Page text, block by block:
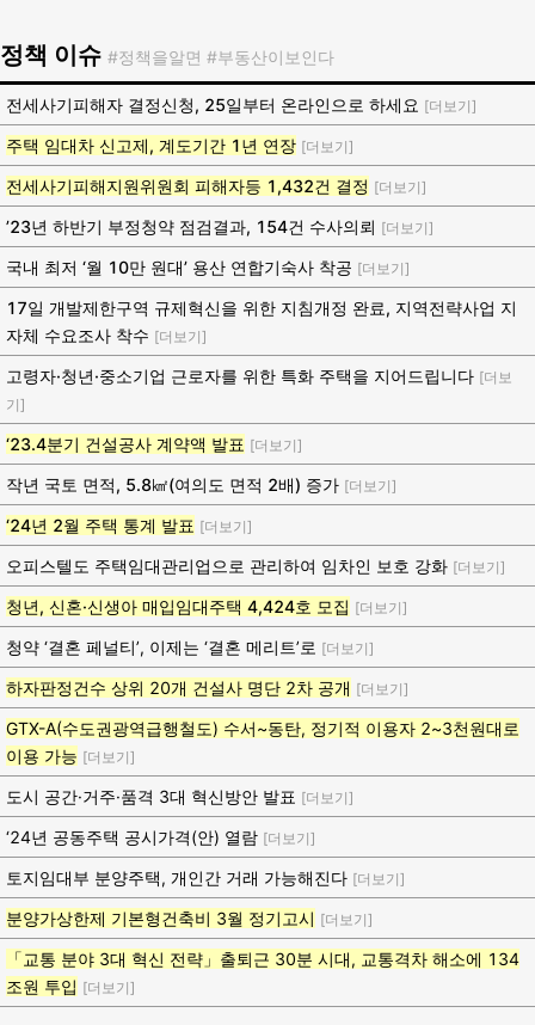
정책 이슈 #정책을알면 #부동산이보인다
전세사기피해자 결정신청, 25일부터 온라인으로 하세요 [더보기]
주택 임대차 신고제, 계도기간 1년 연장 [더보기]
전세사기피해지원위원회 피해자등 1,432건 결정 [더보기]
’23년 하반기 부정청약 점검결과, 154건 수사의뢰 [더보기]
국내 최저 ‘월 10만 원대’ 용산 연합기숙사 착공 [더보기]
17일 개발제한구역 규제혁신을 위한 지침개정 완료, 지역전략사업 지
자체 수요조사 착수 [더보기]
고령자·청년·중소기업 근로자를 위한 특화 주택을 지어드립니다 [더보
기]
‘23.4분기 건설공사 계약액 발표 [더보기]
작년 국토 면적, 5.8㎢(여의도 면적 2배) 증가 [더보기]
‘24년 2월 주택 통계 발표 [더보기]
오피스텔도 주택임대관리업으로 관리하여 임차인 보호 강화 [더보기]
청년, 신혼·신생아 매입임대주택 4,424호 모집 [더보기]
청약 ‘결혼 페널티’, 이제는 ‘결혼 메리트’로 [더보기]
하자판정건수 상위 20개 건설사 명단 2차 공개 [더보기]
GTX-A(수도권광역급행철도) 수서~동탄, 정기적 이용자 2~3천원대로
이용 가능 [더보기]
도시 공간·거주·품격 3대 혁신방안 발표 [더보기]
‘24년 공동주택 공시가격(안) 열람 [더보기]
토지임대부 분양주택, 개인간 거래 가능해진다 [더보기]
분양가상한제 기본형건축비 3월 정기고시 [더보기]
「교통 분야 3대 혁신 전략」출퇴근 30분 시대, 교통격차 해소에 134
조원 투입 [더보기]